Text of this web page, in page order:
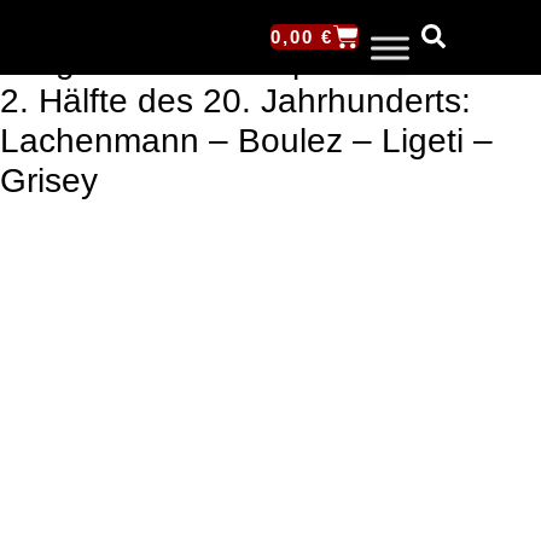
0,00 €
Klang und Instrumentation in
ausgewählten Kompositionen der
2. Hälfte des 20. Jahrhunderts:
Lachenmann – Boulez – Ligeti –
Grisey